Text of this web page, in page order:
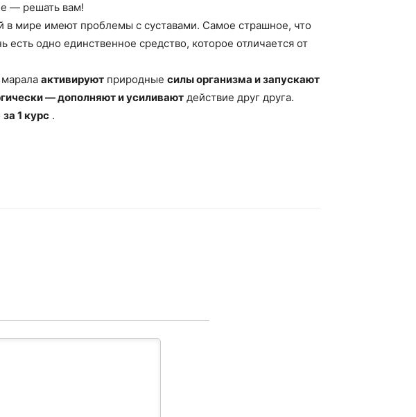
— решать вам!
в мире имеют проблемы с суставами. Самое страшное, что
есть одно единственное средство, которое отличается от
активируют природные силы организма и запускают
— дополняют и усиливают действие друг друга.
за 1 курс .